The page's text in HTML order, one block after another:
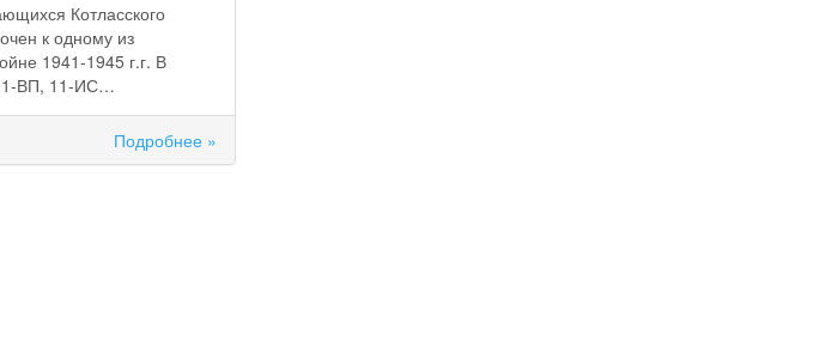
Котласского
к одному из
1941-1945 г.г. В
ВП, 11-ИС…
Подробнее »